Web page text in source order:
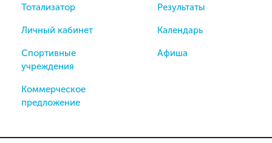
Тотализатор
Личный кабинет
Спортивные
учреждения
Коммерческое
предложение
Результаты
Календарь
Афиша